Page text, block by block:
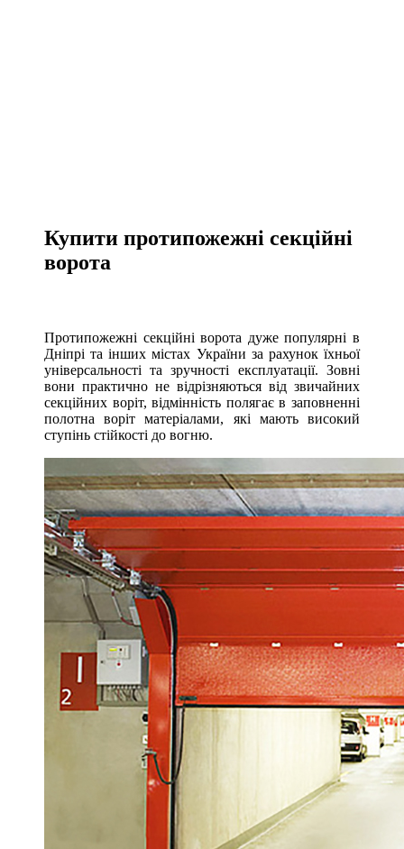
Купити протипожежні секційні
ворота
Протипожежні секційні ворота дуже популярні в
Дніпрі та інших містах України за рахунок їхньої
універсальності та зручності експлуатації. Зовні
вони практично не відрізняються від звичайних
секційних воріт, відмінність полягає в заповненні
полотна воріт матеріалами, які мають високий
ступінь стійкості до вогню.